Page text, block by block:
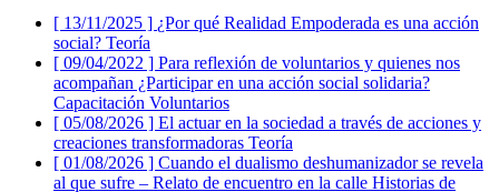
[ 13/11/2025 ] ¿Por qué Realidad Empoderada es una acción
social? Teoría
[ 09/04/2022 ] Para reflexión de voluntarios y quienes nos
acompañan ¿Participar en una acción social solidaria?
Capacitación Voluntarios
[ 05/08/2026 ] El actuar en la sociedad a través de acciones y
creaciones transformadoras Teoría
[ 01/08/2026 ] Cuando el dualismo deshumanizador se revela
al que sufre – Relato de encuentro en la calle Historias de